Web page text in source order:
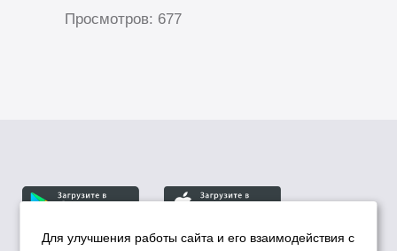
Просмотров: 677
Для улучшения работы сайта и его взаимодействия с